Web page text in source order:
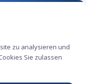
zu analysieren und
Sie zulassen